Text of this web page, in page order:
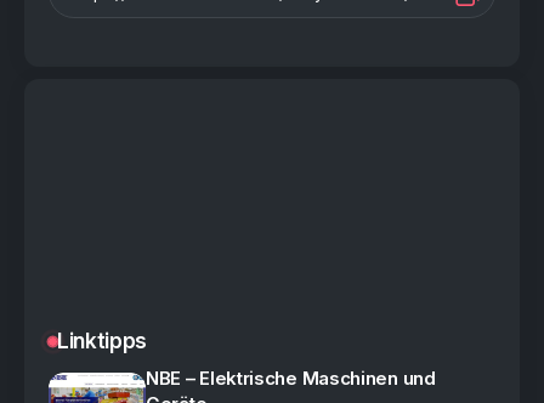
Linktipps
NBE – Elektrische Maschinen und